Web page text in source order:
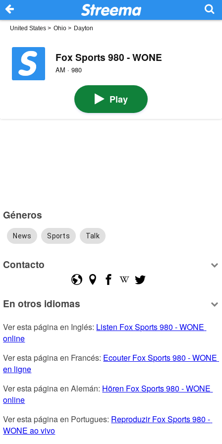
United States > Ohio > Dayton
Fox Sports 980 - WONE
AM · 980
Play
Géneros
News Sports Talk
Contacto
En otros idiomas
Ver esta página en Inglés: Listen Fox Sports 980 - WONE
online
Ver esta página en Francés: Ecouter Fox Sports 980 - WONE
en ligne
Ver esta página en Alemán: Hören Fox Sports 980 - WONE
online
Ver esta página en Portugues: Reproduzir Fox Sports 980 -
WONE ao vivo